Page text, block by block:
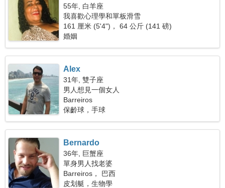
55年, 白羊座
我喜歡心理學和單板滑雪
161 厘米 (5'4")， 64 公斤 (141 磅)
婚姻
Alex
31年, 雙子座
男人想見一個女人
Barreiros
保齡球，手球
Bernardo
36年, 巨蟹座
單身男人找老婆
Barreiros， 巴西
皮划艇，生物學